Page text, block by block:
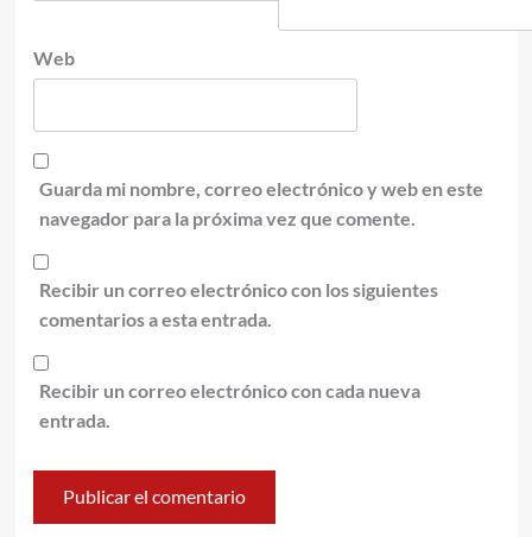
Web
Guarda mi nombre, correo electrónico y web en este
navegador para la próxima vez que comente.
Recibir un correo electrónico con los siguientes
comentarios a esta entrada.
Recibir un correo electrónico con cada nueva
entrada.